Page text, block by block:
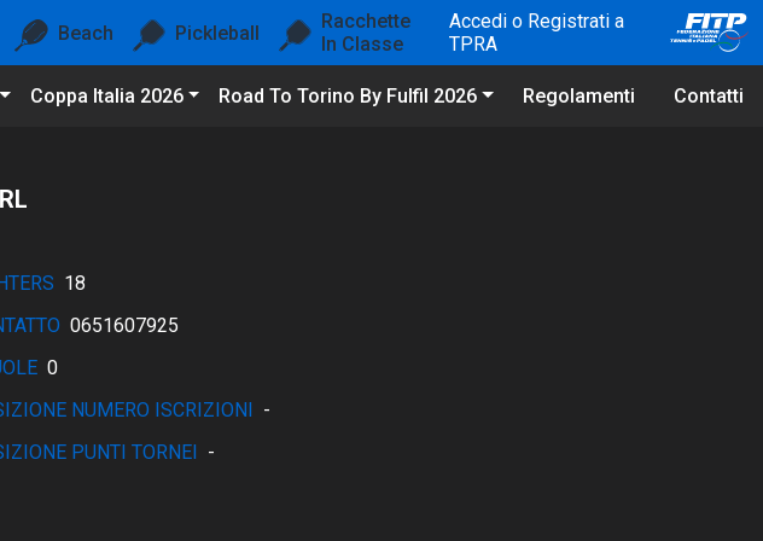
Beach Pickleball
Racchette
In Classe
Accedi o Registrati a
TPRA
Coppa Italia 2026 Road To Torino By Fulfil 2026 Regolamenti Contatti
18
0651607925
0
NUMERO ISCRIZIONI -
PUNTI TORNEI -